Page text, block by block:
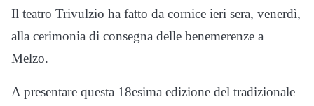
Il teatro Trivulzio ha fatto da cornice ieri sera, venerdì,
alla cerimonia di consegna delle benemerenze a
Melzo.
A presentare questa 18esima edizione del tradizionale